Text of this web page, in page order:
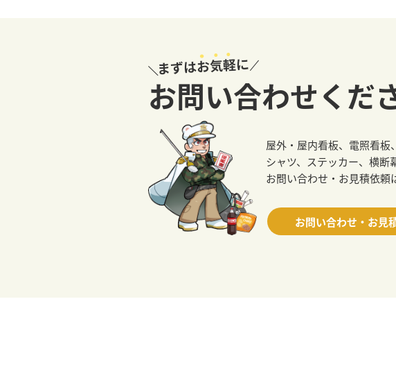
お問い合わせくだ
屋外・屋内看板、電照看板
シャツ、ステッカー、横断
お問い合わせ・お見積依頼
お問い合わせ・お見